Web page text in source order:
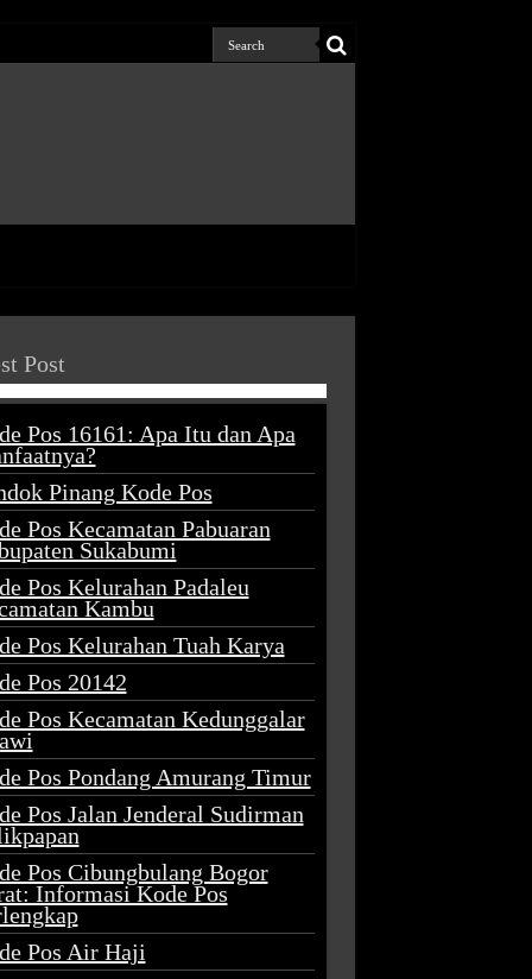
Post
Pos 16161: Apa Itu dan Apa
Pinang Kode Pos
Pos Kecamatan Pabuaran
Sukabumi
Pos Kelurahan Padaleu
Kambu
Pos Kelurahan Tuah Karya
Pos 20142
Pos Kecamatan Kedunggalar
Pos Pondang Amurang Timur
Pos Jalan Jenderal Sudirman
Pos Cibungbulang Bogor
Informasi Kode Pos
Pos Air Haji